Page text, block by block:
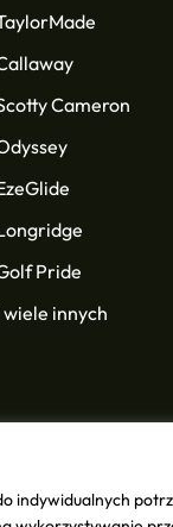
indywidualnych
Cameron
Pride
wiele innych